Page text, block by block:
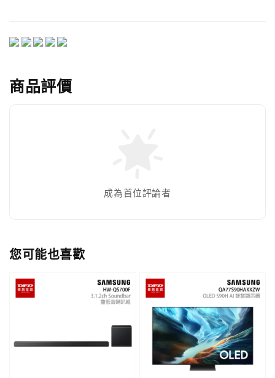
商品評價
成為首位評論者
您可能也喜歡